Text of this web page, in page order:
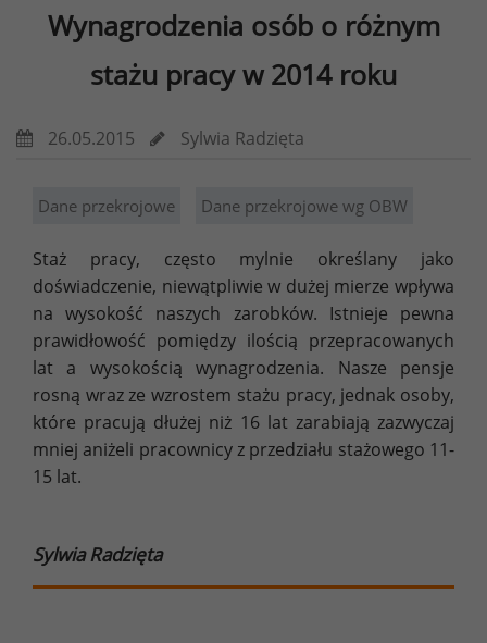
Wynagrodzenia osób o różnym
stażu pracy w 2014 roku
26.05.2015 Sylwia Radzięta
Dane przekrojowe Dane przekrojowe wg OBW
Staż pracy, często mylnie określany jako
doświadczenie, niewątpliwie w dużej mierze wpływa
na wysokość naszych zarobków. Istnieje pewna
prawidłowość pomiędzy ilością przepracowanych
lat a wysokością wynagrodzenia. Nasze pensje
rosną wraz ze wzrostem stażu pracy, jednak osoby,
które pracują dłużej niż 16 lat zarabiają zazwyczaj
mniej aniżeli pracownicy z przedziału stażowego 11-
15 lat.
Sylwia Radzięta